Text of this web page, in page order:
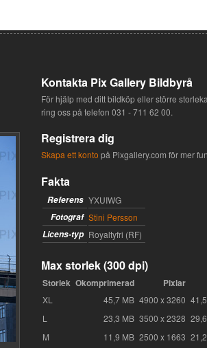
Kontakta Pix Gallery Bildbyrå
För hjälp med ditt bildköp eller större
ring oss på telefon 031 - 711 62 00.
Registrera dig
Skapa ett konto på Pixgallery.com för mer
Fakta
Referens YXUIWG
Fotograf Stini Persson
Licens-typ Royaltyfri (RF)
Max storlek (300 dpi)
Storlek Okomprimerad Pixlar
XL 45,7 MB 4900 x 3260
L
23,3 MB 3500 x 2328
M
11,9 MB 2500 x 1663